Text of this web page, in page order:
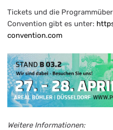
Tickets und die
Convention gibt es unter:
convention.com
Weitere Informationen: